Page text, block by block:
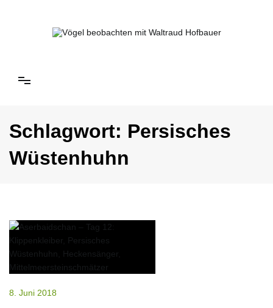
Schlagwort: Persisches
Wüstenhuhn
8. Juni 2018